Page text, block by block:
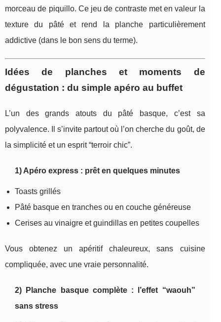
morceau de piquillo. Ce jeu de contraste met en valeur la
texture du pâté et rend la planche particulièrement
addictive (dans le bon sens du terme).
Idées de planches et moments de
dégustation : du simple apéro au buffet
L’un des grands atouts du pâté basque, c’est sa
polyvalence. Il s’invite partout où l’on cherche du goût, de
la simplicité et un esprit “terroir chic”.
1) Apéro express : prêt en quelques minutes
Toasts grillés
Pâté basque en tranches ou en couche généreuse
Cerises au vinaigre et guindillas en petites coupelles
Vous obtenez un apéritif chaleureux, sans cuisine
compliquée, avec une vraie personnalité.
2) Planche basque complète : l’effet “waouh”
sans stress